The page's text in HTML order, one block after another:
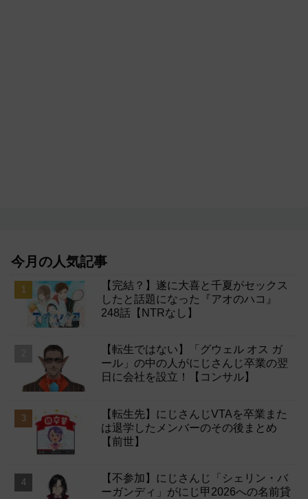
今月の人気記事
【完結？】遂に大喜と千夏がセックス
したと話題になった『アオのハコ』
248話【NTRなし】
【転生ではない】「グウェル オス ガ
ール」の中の人がにじさんじ卒業の翌
日に会社を設立！【コンサル】
【転生先】にじさんじVTAを卒業また
は退学したメンバーのその後まとめ
【前世】
【不参加】にじさんじ「シェリン・バ
ーガンディ」がにじ甲2026への名前貸